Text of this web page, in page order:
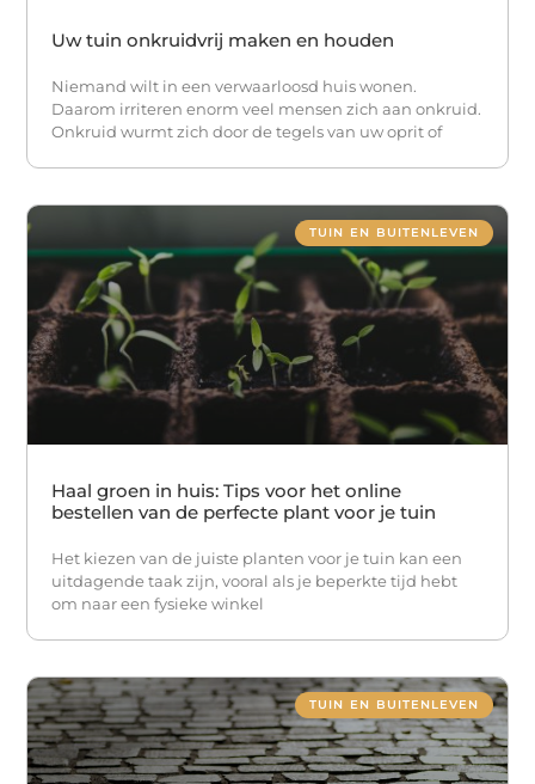
Uw tuin onkruidvrij maken en houden
Niemand wilt in een verwaarloosd huis wonen.
Daarom irriteren enorm veel mensen zich aan onkruid.
Onkruid wurmt zich door de tegels van uw oprit of
TUIN EN BUITENLEVEN
Haal groen in huis: Tips voor het online
bestellen van de perfecte plant voor je tuin
Het kiezen van de juiste planten voor je tuin kan een
uitdagende taak zijn, vooral als je beperkte tijd hebt
om naar een fysieke winkel
TUIN EN BUITENLEVEN